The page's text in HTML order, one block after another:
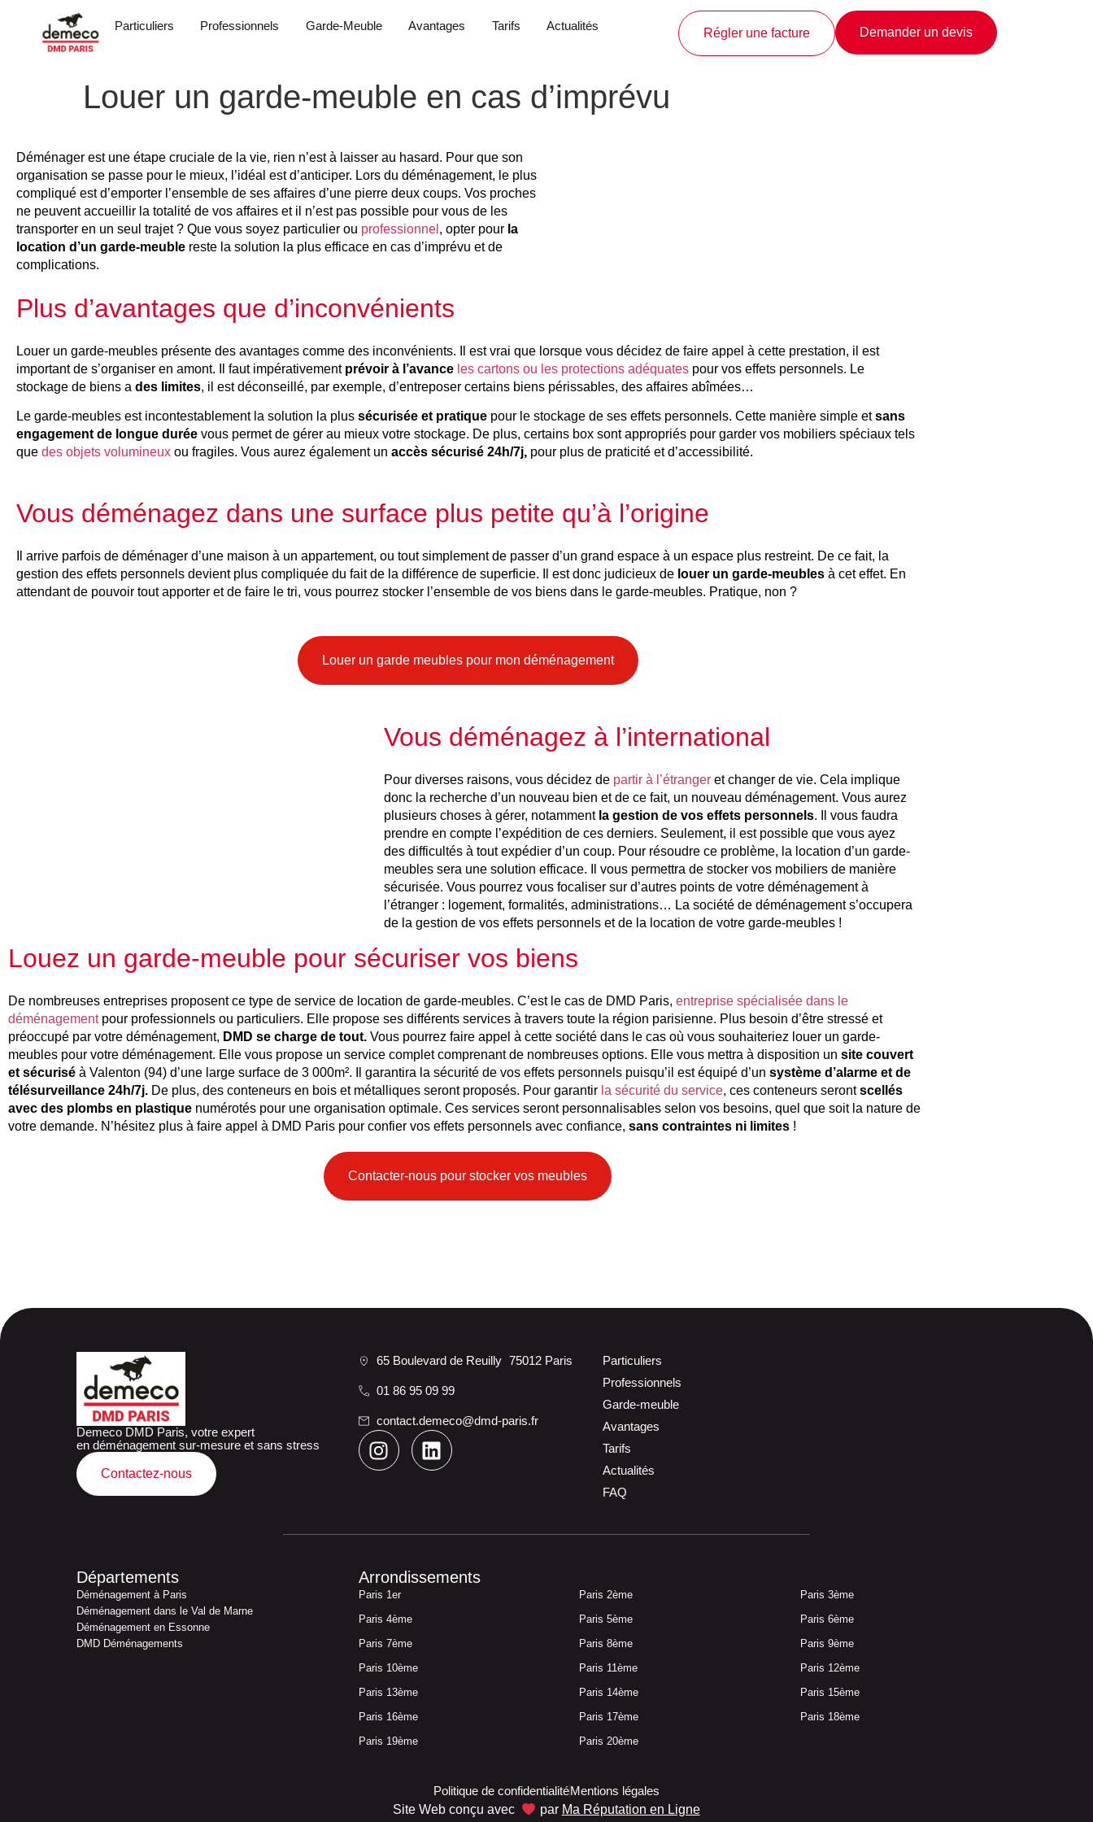
Particuliers Professionnels Garde-Meuble Avantages Tarifs Actualités
Régler une facture Demander un devis
Louer un garde-meuble en cas d’imprévu
Déménager est une étape cruciale de la vie, rien n’est à laisser au hasard. Pour que son
organisation se passe pour le mieux, l’idéal est d’anticiper. Lors du déménagement, le plus
compliqué est d’emporter l’ensemble de ses affaires d’une pierre deux coups. Vos proches
ne peuvent accueillir la totalité de vos affaires et il n’est pas possible pour vous de les
transporter en un seul trajet ? Que vous soyez particulier ou professionnel , opter pour la
location d’un garde-meuble reste la solution la plus efficace en cas d’imprévu et de
complications.
Plus d’avantages que d’inconvénients
Louer un garde-meubles présente des avantages comme des inconvénients. Il est vrai que lorsque vous décidez de faire appel à cette prestation, il est
important de s’organiser en amont. Il faut impérativementprévoir à l’avance les cartons ou les protections adéquates pour vos effets personnels. Le
stockage de biens a des limites, il est déconseillé, par exemple, d’entreposer certains biens périssables, des affaires abîmées…
Le garde-meubles est incontestablement la solution la plus sécurisée et pratique pour le stockage de ses effets personnels. Cette manière simple etsans
engagement de longue durée vous permet de gérer au mieux votre stockage. De plus, certains box sont appropriés pour garder vos mobiliers spéciaux tels
que des objets volumineux ou fragiles. Vous aurez également un accès sécurisé 24h/7j, pour plus de praticité et d’accessibilité.
Vous déménagez dans une surface plus petite qu’à l’origine
Il arrive parfois de déménager d’une maison à un appartement, ou tout simplement de passer d’un grand espace à un espace plus restreint. De ce fait, la
gestion des effets personnels devient plus compliquée du fait de la différence de superficie. Il est donc judicieux de louer un garde-meubles à cet effet. En
attendant de pouvoir tout apporter et de faire le tri, vous pourrez stocker l’ensemble de vos biens dans le garde-meubles. Pratique, non ?
Louer un garde meubles pour mon déménagement
Vous déménagez à l’international
Pour diverses raisons, vous décidez de partir à l’étranger et changer de vie. Cela implique
donc la recherche d’un nouveau bien et de ce fait, un nouveau déménagement. Vous aurez
plusieurs choses à gérer, notamment la gestion de vos effets personnels. Il vous faudra
prendre en compte l’expédition de ces derniers. Seulement, il est possible que vous ayez
des difficultés à tout expédier d’un coup. Pour résoudre ce problème, la location d’un garde-
meubles sera une solution efficace. Il vous permettra de stocker vos mobiliers de manière
sécurisée. Vous pourrez vous focaliser sur d’autres points de votre déménagement à
l’étranger : logement, formalités, administrations… La société de déménagement s’occupera
de la gestion de vos effets personnels et de la location de votre garde-meubles !
Louez un garde-meuble pour sécuriser vos biens
De nombreuses entreprises proposent ce type de service de location de garde-meubles. C’est le cas de DMD Paris, entreprise spécialisée dans le
déménagementpour professionnels ou particuliers. Elle propose ses différents services à travers toute la région parisienne. Plus besoin d’être stressé et
préoccupé par votre déménagement, DMD se charge de tout. Vous pourrez faire appel à cette société dans le cas où vous souhaiteriez louer un garde-
meubles pour votre déménagement. Elle vous propose un service complet comprenant de nombreuses options. Elle vous mettra à disposition un site couvert
et sécurisé à Valenton (94) d’une large surface de 3 000m². Il garantira la sécurité de vos effets personnels puisqu’il est équipé d’un système d’alarme et de
télésurveillance 24h/7j. De plus, des conteneurs en bois et métalliques seront proposés. Pour garantir la sécurité du service, ces conteneurs serontscellés
avec des plombs en plastique numérotés pour une organisation optimale. Ces services seront personnalisables selon vos besoins, quel que soit la nature de
votre demande. N’hésitez plus à faire appel à DMD Paris pour confier vos effets personnels avec confiance, sans contraintes ni limites !
Contacter-nous pour stocker vos meubles
Demeco DMD Paris, votre expert
en déménagement sur-mesure et sans stress
Contactez-nous
65 Boulevard de Reuilly 75012 Paris
01 86 95 09 99
contact.demeco@dmd-paris.fr
Particuliers
Professionnels
Garde-meuble
Avantages
Tarifs
Actualités
FAQ
Départements
Déménagement à Paris
Déménagement dans le Val de Marne
Déménagement en Essonne
DMD Déménagements
Arrondissements
Paris 1er Paris 2ème
Paris 3ème
Paris 4ème
Paris 5ème
Paris 6ème
Paris 7ème
Paris 8ème
Paris 9ème
Paris 10ème
Paris 11ème
Paris 12ème
Paris 13ème
Paris 14ème
Paris 15ème
Paris 16ème
Paris 17ème
Paris 18ème
Paris 19ème
Paris 20ème
Politique de confidentialitéMentions légales
Site Web conçu avec par Ma Réputation en Ligne